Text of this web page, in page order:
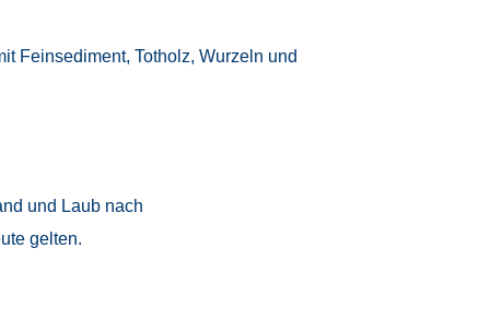
Feinsediment, Totholz, Wurzeln und
und Laub nach
gelten.